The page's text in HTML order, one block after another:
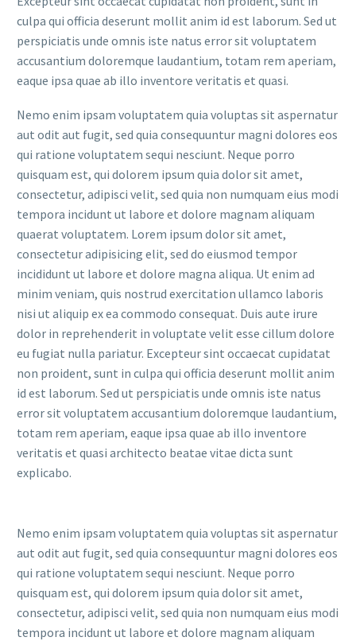
culpa qui officia deserunt mollit anim id est laborum. Sed ut
perspiciatis unde omnis iste natus error sit voluptatem
accusantium doloremque laudantium, totam rem aperiam,
eaque ipsa quae ab illo inventore veritatis et quasi.
Nemo enim ipsam voluptatem quia voluptas sit aspernatur
aut odit aut fugit, sed quia consequuntur magni dolores eos
qui ratione voluptatem sequi nesciunt. Neque porro
quisquam est, qui dolorem ipsum quia dolor sit amet,
consectetur, adipisci velit, sed quia non numquam eius modi
tempora incidunt ut labore et dolore magnam aliquam
quaerat voluptatem. Lorem ipsum dolor sit amet,
consectetur adipisicing elit, sed do eiusmod tempor
incididunt ut labore et dolore magna aliqua. Ut enim ad
minim veniam, quis nostrud exercitation ullamco laboris
nisi ut aliquip ex ea commodo consequat. Duis aute irure
dolor in reprehenderit in voluptate velit esse cillum dolore
eu fugiat nulla pariatur. Excepteur sint occaecat cupidatat
non proident, sunt in culpa qui officia deserunt mollit anim
id est laborum. Sed ut perspiciatis unde omnis iste natus
error sit voluptatem accusantium doloremque laudantium,
totam rem aperiam, eaque ipsa quae ab illo inventore
veritatis et quasi architecto beatae vitae dicta sunt
explicabo.
Nemo enim ipsam voluptatem quia voluptas sit aspernatur
aut odit aut fugit, sed quia consequuntur magni dolores eos
qui ratione voluptatem sequi nesciunt. Neque porro
quisquam est, qui dolorem ipsum quia dolor sit amet,
consectetur, adipisci velit, sed quia non numquam eius modi
tempora incidunt ut labore et dolore magnam aliquam